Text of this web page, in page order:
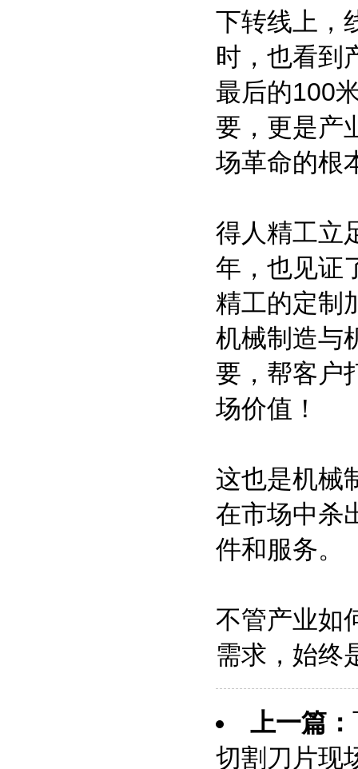
下转线上，
时，也看到
最后的100
要，更是产
场革命的根
得人精工立
年，也见证
精工的定制
机械制造与
要，帮客户
场价值！
这也是机械
在市场中杀
件和服务。
不管产业如
需求，始终
上一篇：
切割刀片现